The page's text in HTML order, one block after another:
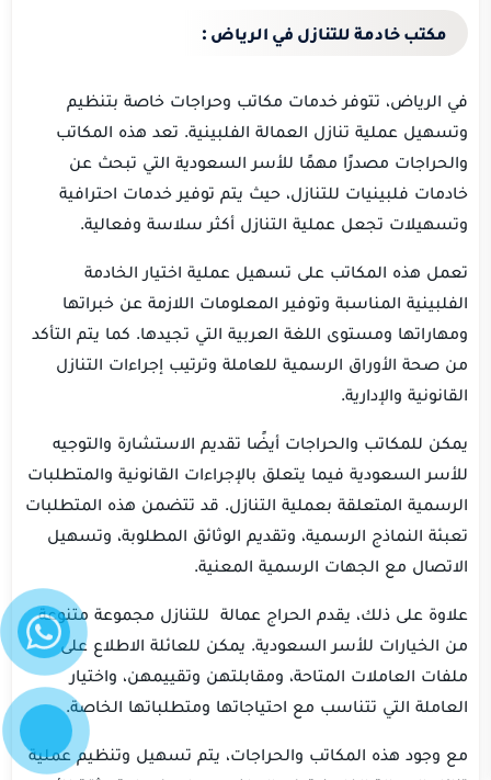
مكتب خادمة للتنازل في الرياض :
في الرياض، تتوفر خدمات مكاتب وحراجات خاصة بتنظيم
وتسهيل عملية تنازل العمالة الفلبينية. تعد هذه المكاتب
والحراجات مصدرًا مهمًا للأسر السعودية التي تبحث عن
خادمات فلبينيات للتنازل، حيث يتم توفير خدمات احترافية
وتسهيلات تجعل عملية التنازل أكثر سلاسة وفعالية.
تعمل هذه المكاتب على تسهيل عملية اختيار الخادمة
الفلبينية المناسبة وتوفير المعلومات اللازمة عن خبراتها
ومهاراتها ومستوى اللغة العربية التي تجيدها. كما يتم التأكد
من صحة الأوراق الرسمية للعاملة وترتيب إجراءات التنازل
القانونية والإدارية.
يمكن للمكاتب والحراجات أيضًا تقديم الاستشارة والتوجيه
للأسر السعودية فيما يتعلق بالإجراءات القانونية والمتطلبات
الرسمية المتعلقة بعملية التنازل. قد تتضمن هذه المتطلبات
تعبئة النماذج الرسمية، وتقديم الوثائق المطلوبة، وتسهيل
الاتصال مع الجهات الرسمية المعنية.
علاوة على ذلك، يقدم الحراج عمالة للتنازل مجموعة متنوعة
من الخيارات للأسر السعودية. يمكن للعائلة الاطلاع على
ملفات العاملات المتاحة، ومقابلتهن وتقييمهن، واختيار
العاملة التي تتناسب مع احتياجاتها ومتطلباتها الخاصة.
مع وجود هذه المكاتب والحراجات، يتم تسهيل وتنظيم عملية
واتساب
إتصل
الآن